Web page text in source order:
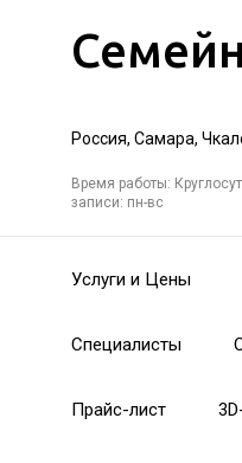
Россия, Самара,
Время работы:
записи: пн-вс
Услуги и Цены
Специалисты
Прайс-лист